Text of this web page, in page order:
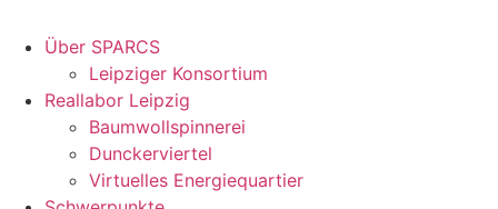
Über SPARCS
Leipziger Konsortium
Reallabor Leipzig
Baumwollspinnerei
Dunckerviertel
Virtuelles Energiequartier